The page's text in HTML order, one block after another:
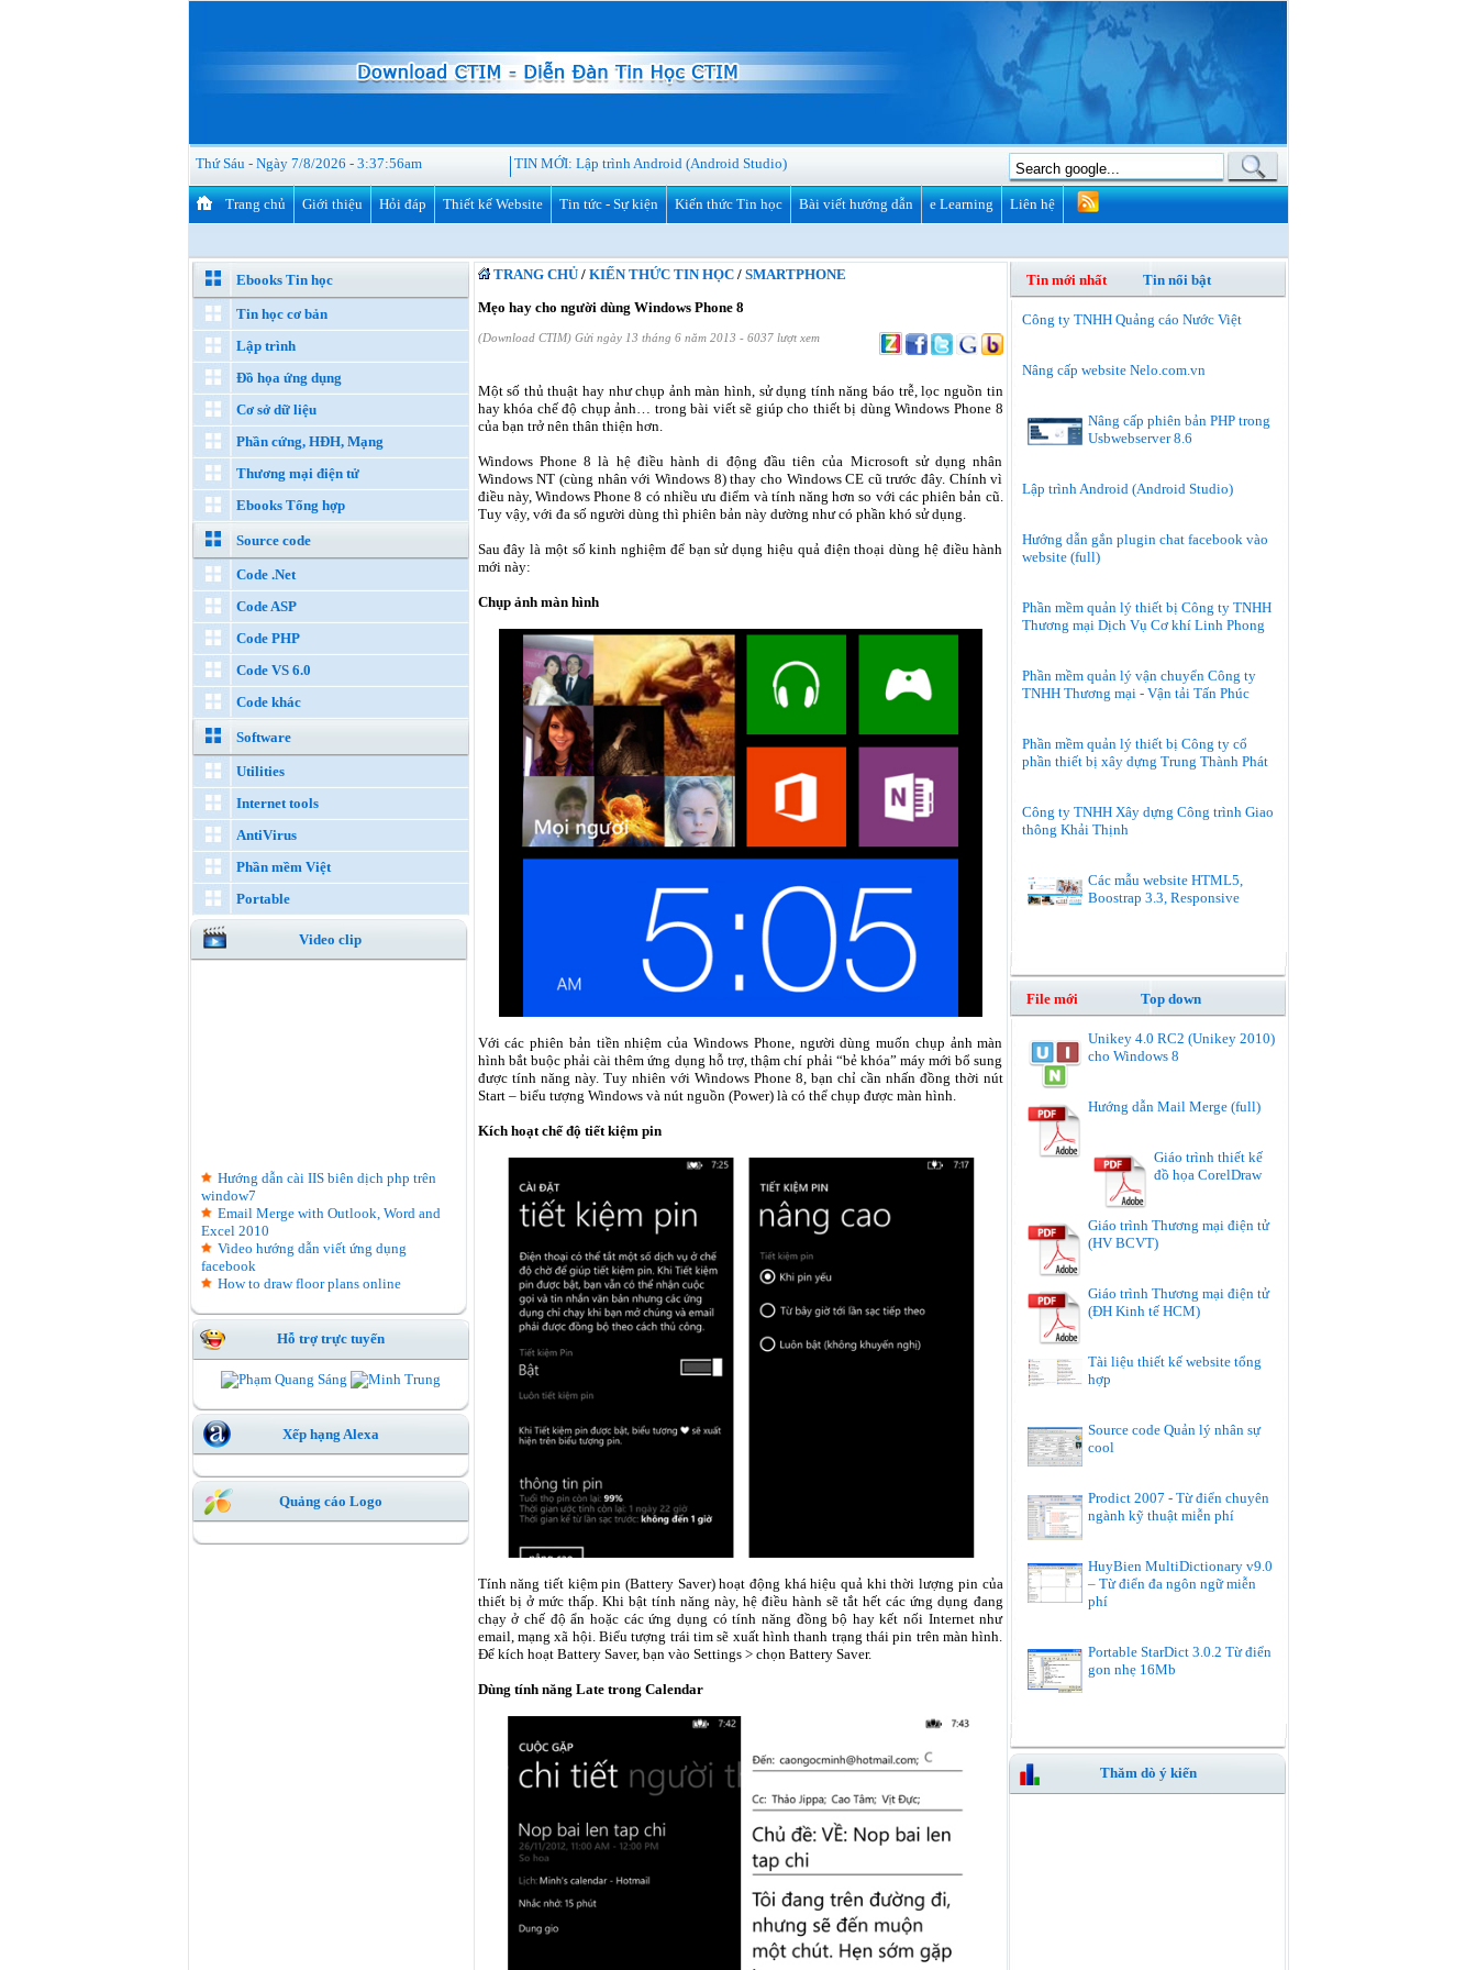
Thứ Sáu - Ngày 7/8/2026 - 3:37:57am TIN MỚI: Lập trình Android (Android Studio)
Trang chủ Giới thiệu Hỏi đáp Thiết kế Website Tin tức - Sự kiện Kiến thức Tin học Bài viết hướng dẫn e Learning Liên hệ
Ebooks Tin học
Tin học cơ bản
Lập trình
Đồ họa ứng dụng
Cơ sở dữ liệu
Phần cứng, HĐH, Mạng
Thương mại điện tử
Ebooks Tổng hợp
Source code
Code .Net
Code ASP
Code PHP
Code VS 6.0
Code khác
Software
Utilities
Internet tools
AntiVirus
Phần mềm Việt
Portable
Video clip
Hướng dẫn cài IIS biên dịch php trên
window7
Email Merge with Outlook, Word and
Excel 2010
Video hướng dẫn viết ứng dụng
facebook
How to draw floor plans online
Hỗ trợ trực tuyến
Xếp hạng Alexa
Quảng cáo Logo
TRANG CHỦ/ KIẾN THỨC TIN HỌC/ SMARTPHONE
Mẹo hay cho người dùng Windows Phone 8
(Download CTIM) Gửi ngày 13 tháng 6 năm 2013 - 6037 lượt xem
Một số thủ thuật hay như chụp ảnh màn hình, sử dụng tính năng báo trễ, lọc nguồn tin
hay khóa chế độ chụp ảnh… trong bài viết sẽ giúp cho thiết bị dùng Windows Phone 8
của bạn trở nên thân thiện hơn.
Windows Phone 8 là hệ điều hành di động đầu tiên của Microsoft sử dụng nhân
Windows NT (cùng nhân với Windows 8) thay cho Windows CE cũ trước đây. Chính vì
điều này, Windows Phone 8 có nhiều ưu điểm và tính năng hơn so với các phiên bản cũ.
Tuy vậy, với đa số người dùng thì phiên bản này dường như có phần khó sử dụng.
Sau đây là một số kinh nghiệm để bạn sử dụng hiệu quả điện thoại dùng hệ điều hành
mới này:
Chụp ảnh màn hình
Với các phiên bản tiền nhiệm của Windows Phone, người dùng muốn chụp ảnh màn
hình bắt buộc phải cài thêm ứng dụng hỗ trợ, thậm chí phải “bẻ khóa” máy mới bổ sung
được tính năng này. Tuy nhiên với Windows Phone 8, bạn chỉ cần nhấn đồng thời nút
Start – biểu tượng Windows và nút nguồn (Power) là có thể chụp được màn hình.
Kích hoạt chế độ tiết kiệm pin
Tính năng tiết kiệm pin (Battery Saver) hoạt động khá hiệu quả khi thời lượng pin của
thiết bị ở mức thấp. Khi bật tính năng này, hệ điều hành sẽ tắt hết các ứng dụng đang
chạy ở chế độ ẩn hoặc các ứng dụng có tính năng đồng bộ hay kết nối Internet như
email, mạng xã hội. Biểu tượng trái tim sẽ xuất hình thanh trạng thái pin trên màn hình.
Để kích hoạt Battery Saver, bạn vào Settings > chọn Battery Saver.
Dùng tính năng Late trong Calendar
Tin mới nhất Tin nổi bật
Công ty TNHH Quảng cáo Nước Việt
Nâng cấp website Nelo.com.vn
Nâng cấp phiên bản PHP trong
Usbwebserver 8.6
Lập trình Android (Android Studio)
Hướng dẫn gắn plugin chat facebook vào
website (full)
Phần mềm quản lý thiết bị Công ty TNHH
Thương mại Dịch Vụ Cơ khí Linh Phong
Phần mềm quản lý vận chuyển Công ty
TNHH Thương mại - Vận tải Tấn Phúc
Phần mềm quản lý thiết bị Công ty cổ
phần thiết bị xây dựng Trung Thành Phát
Công ty TNHH Xây dựng Công trình Giao
thông Khải Thịnh
Các mẫu website HTML5,
Boostrap 3.3, Responsive
File mới Top down
Unikey 4.0 RC2 (Unikey 2010)
cho Windows 8
Hướng dẫn Mail Merge (full)
Giáo trình thiết kế
đồ họa CorelDraw
Giáo trình Thương mại điện tử
(HV BCVT)
Giáo trình Thương mại điện tử
(ĐH Kinh tế HCM)
Tài liệu thiết kế website tổng
hợp
Source code Quản lý nhân sự
cool
Prodict 2007 - Từ điển chuyên
ngành kỹ thuật miễn phí
HuyBien MultiDictionary v9.0
– Từ điển đa ngôn ngữ miễn
phí
Portable StarDict 3.0.2 Từ điển
gon nhẹ 16Mb
Thăm dò ý kiến